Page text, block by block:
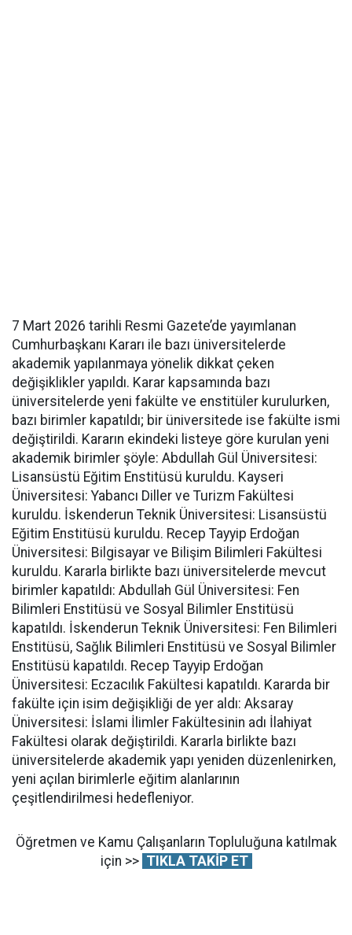
7 Mart 2026 tarihli Resmi Gazete’de yayımlanan
Cumhurbaşkanı Kararı ile bazı üniversitelerde
akademik yapılanmaya yönelik dikkat çeken
değişiklikler yapıldı. Karar kapsamında bazı
üniversitelerde yeni fakülte ve enstitüler kurulurken,
bazı birimler kapatıldı; bir üniversitede ise fakülte ismi
değiştirildi. Kararın ekindeki listeye göre kurulan yeni
akademik birimler şöyle: Abdullah Gül Üniversitesi:
Lisansüstü Eğitim Enstitüsü kuruldu. Kayseri
Üniversitesi: Yabancı Diller ve Turizm Fakültesi
kuruldu. İskenderun Teknik Üniversitesi: Lisansüstü
Eğitim Enstitüsü kuruldu. Recep Tayyip Erdoğan
Üniversitesi: Bilgisayar ve Bilişim Bilimleri Fakültesi
kuruldu. Kararla birlikte bazı üniversitelerde mevcut
birimler kapatıldı: Abdullah Gül Üniversitesi: Fen
Bilimleri Enstitüsü ve Sosyal Bilimler Enstitüsü
kapatıldı. İskenderun Teknik Üniversitesi: Fen Bilimleri
Enstitüsü, Sağlık Bilimleri Enstitüsü ve Sosyal Bilimler
Enstitüsü kapatıldı. Recep Tayyip Erdoğan
Üniversitesi: Eczacılık Fakültesi kapatıldı. Kararda bir
fakülte için isim değişikliği de yer aldı: Aksaray
Üniversitesi: İslami İlimler Fakültesinin adı İlahiyat
Fakültesi olarak değiştirildi. Kararla birlikte bazı
üniversitelerde akademik yapı yeniden düzenlenirken,
yeni açılan birimlerle eğitim alanlarının
çeşitlendirilmesi hedefleniyor.
Öğretmen ve Kamu Çalışanların Topluluğuna katılmak
için >> TIKLA TAKİP ET